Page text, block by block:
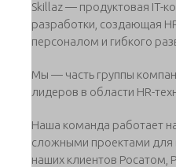
Skillaz — продуктовая IT-
разработки, создающая
персоналом и гибкого
Мы — часть группы
лидеров в области HR-
Наша команда работает
сложными проектами для
наших клиентов Росатом,